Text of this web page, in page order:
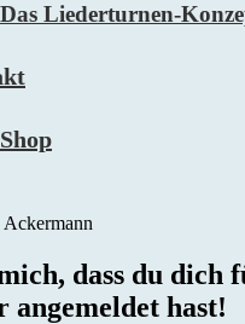
Das Liederturnen-
Shop
Ackermann
dass du dich
angemeldet hast!